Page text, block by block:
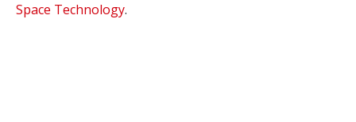
Space Technology.